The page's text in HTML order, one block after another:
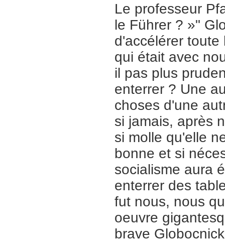
Le professeur
le Führer ? »"
d'accélérer toute
qui était avec
il pas plus
enterrer ? Une
choses d'une
si jamais, après
si molle qu'elle
bonne et si
socialisme aura
enterrer des
fut nous, nous
oeuvre
brave